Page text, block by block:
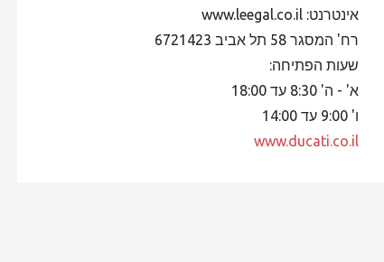
אינטרנט: www.leegal.co.il
רח' המסגר 58 תל אביב 6721423
שעות הפתיחה:
א' - ה' 8:30 עד 18:00
ו' 9:00 עד 14:00
www.ducati.co.il